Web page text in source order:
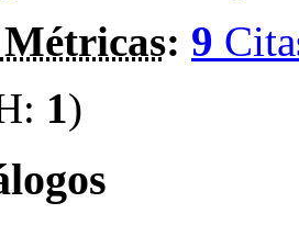
: 9
1)